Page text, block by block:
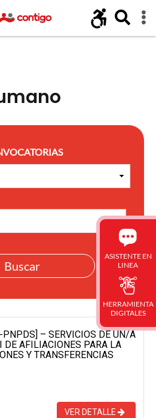
– SERVICIOS DE UN/A
AFILIACIONES PARA LA
Y TRANSFERENCIAS
VER DETALLE
ASISTENTE EN
LINEA
HERRAMIENTA
DIGITALES